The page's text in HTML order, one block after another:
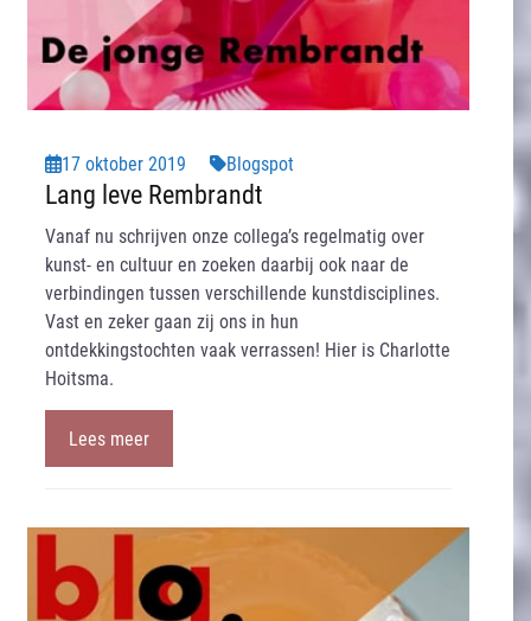
17 oktober 2019 Blogspot
Lang leve Rembrandt
Vanaf nu schrijven onze collega’s regelmatig over
kunst- en cultuur en zoeken daarbij ook naar de
verbindingen tussen verschillende kunstdisciplines.
Vast en zeker gaan zij ons in hun
ontdekkingstochten vaak verrassen! Hier is Charlotte
Hoitsma.
Lees meer